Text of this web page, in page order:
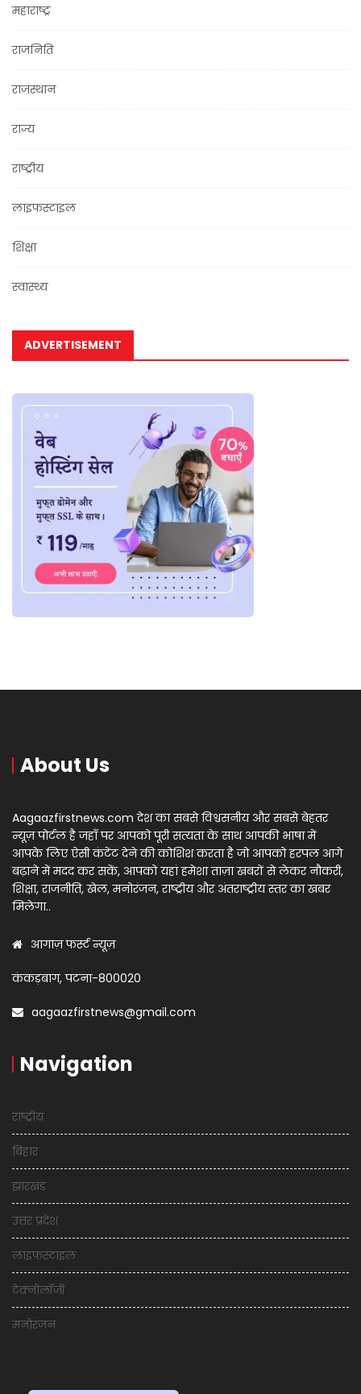
महाराष्ट्र
राजनिति
राजस्थान
राज्य
राष्ट्रीय
लाइफस्टाइल
शिक्षा
स्वास्थ्य
ADVERTISEMENT
About Us
Aagaazfirstnews.com देश का सबसे विश्वसनीय और सबसे बेहतर
न्यूज़ पोर्टल है जहाँ पर आपको पूरी सत्यता के साथ आपकी भाषा में
आपके लिए ऐसी कंटेंट देने की कोशिश करता है जो आपको हरपल आगे
बढ़ाने में मदद कर सकें, आपको यहां हमेशा ताज़ा खबरों से लेकर नौकरी,
शिक्षा, राजनीति, खेल, मनोरंजन, राष्ट्रीय और अंतराष्ट्रीय स्तर का खबर
मिलेगा..
आगाज़ फर्स्ट न्यूज़
कंकड़बाग, पटना-800020
aagaazfirstnews@gmail.com
Navigation
राष्ट्रीय
बिहार
झारखंड
उत्तर प्रदेश
लाइफस्टाइल
टेक्नोलॉजी
मनोरंजन